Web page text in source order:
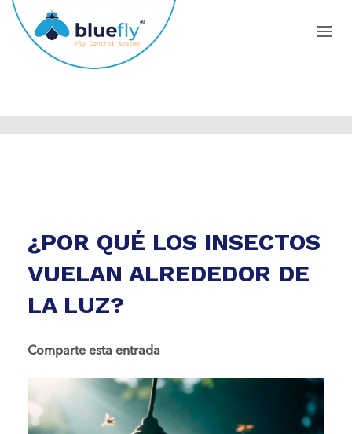
¿POR QUÉ LOS INSECTOS
VUELAN ALREDEDOR DE
LA LUZ?
Comparte esta entrada